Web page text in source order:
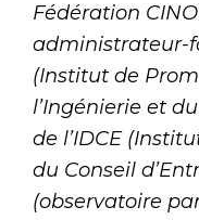
Fédération
administrateur-
(Institut de
l’Ingénierie et
de l’IDCE
du Conseil
(observatoire